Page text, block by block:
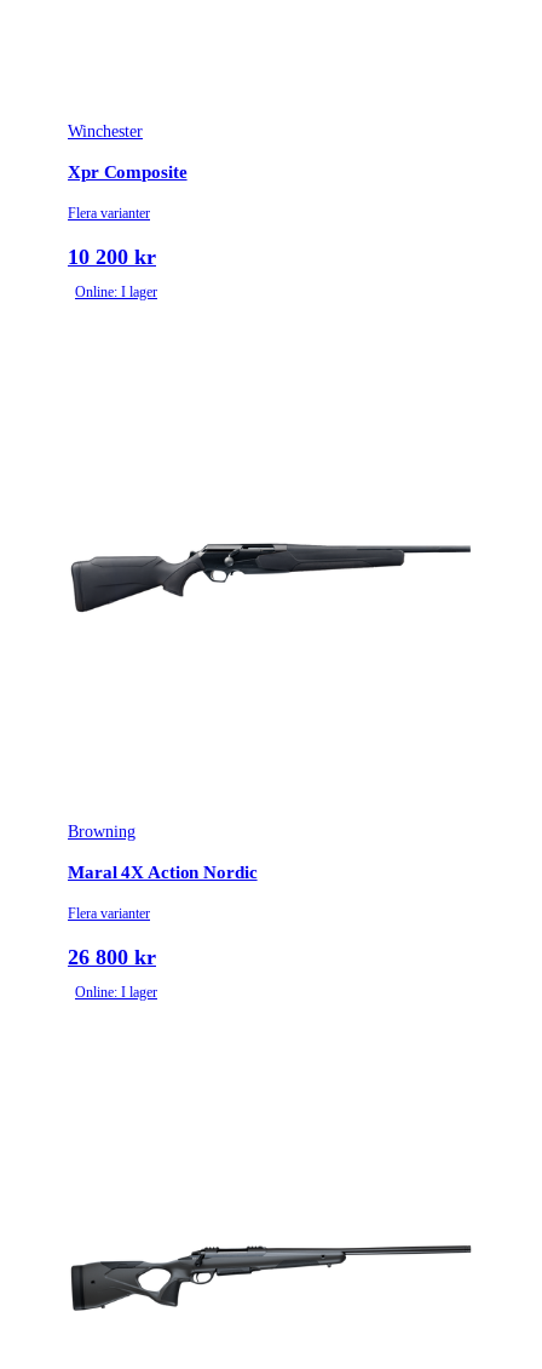
Winchester
Xpr Composite
Flera varianter
10 200 kr
Online: I lager
Browning
Maral 4X Action Nordic
Flera varianter
26 800 kr
Online: I lager